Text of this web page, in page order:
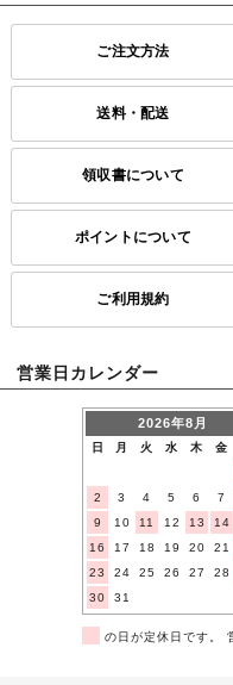
ご注文方法
送料・配送
領収書について
ポイントについて
ご利用規約
営業日カレンダー
2026年8月
日 月 火 水 木 金
2
3 4 5 6 7
9
10 11 12 13 14
16
17 18 19 20 21
23
24 25 26 27 28
30
31
の日が定休日です。